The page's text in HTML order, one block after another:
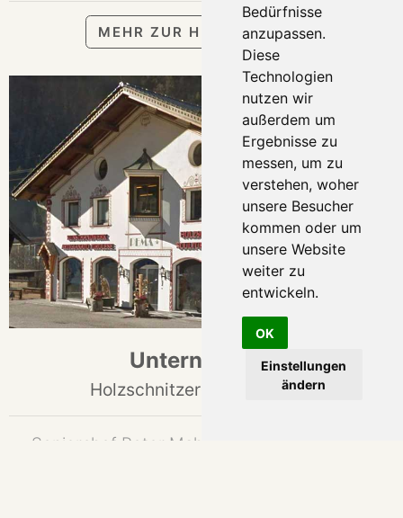
Bedürfnisse
anzupassen.
Diese
Technologien
nutzen wir
außerdem um
Ergebnisse zu
messen, um zu
verstehen, woher
unsere Besucher
kommen oder um
unsere Website
weiter zu
entwickeln.
OK
Einstellungen
ändern
MEHR ZUR HERSTELLUNG
Unternehmen
Holzschnitzereien seit 1969
Seniorchef Peter Mahlknecht gründete das